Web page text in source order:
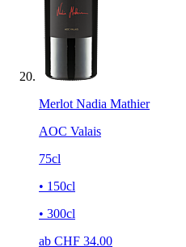
Merlot Nadia Mathier
AOC Valais
75cl
• 150cl
• 300cl
ab CHF 34.00